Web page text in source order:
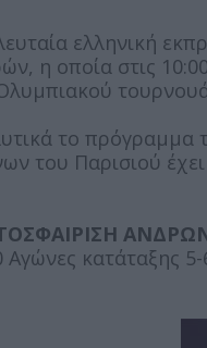
ελληνική
η οποία στις
το
του Παρισιού
Αγώνες κατάταξης